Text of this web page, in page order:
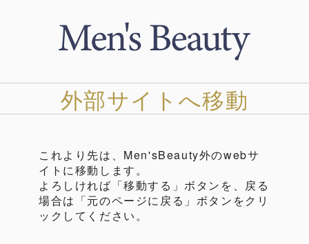
外部サイトへ移動
これより先は、Men'sBeauty外のwebサ
イトに移動します。
よろしければ「移動する」ボタンを、戻る
場合は「元のページに戻る」ボタンをクリ
ックしてください。